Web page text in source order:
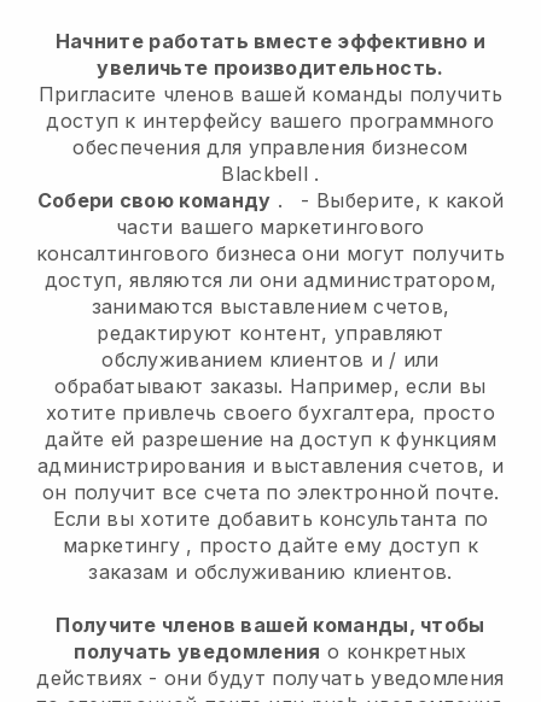
Начните работать вместе эффективно и
увеличьте производительность.
Пригласите членов вашей команды получить
доступ к интерфейсу вашего программного
обеспечения для управления бизнесом
Blackbell .
Собери свою команду . - Выберите, к какой
части вашего маркетингового
консалтингового бизнеса они могут получить
доступ, являются ли они администратором,
занимаются выставлением счетов,
редактируют контент, управляют
обслуживанием клиентов и / или
обрабатывают заказы. Например, если вы
хотите привлечь своего бухгалтера, просто
дайте ей разрешение на доступ к функциям
администрирования и выставления счетов, и
он получит все счета по электронной почте.
Если вы хотите добавить консультанта по
маркетингу , просто дайте ему доступ к
заказам и обслуживанию клиентов.
Получите членов вашей команды, чтобы
получать уведомления о конкретных
действиях - они будут получать уведомления